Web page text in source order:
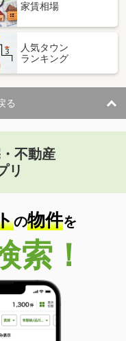
家賃相場
人気タウン
ランキング
る
不動産
リ
の物件を
索！